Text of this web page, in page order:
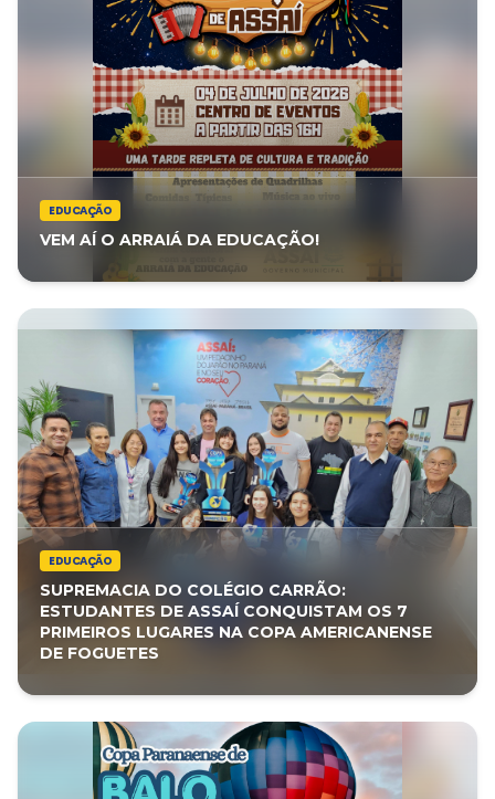
EDUCAÇÃO
VEM AÍ O ARRAIÁ DA EDUCAÇÃO!
EDUCAÇÃO
SUPREMACIA DO COLÉGIO CARRÃO:
ESTUDANTES DE ASSAÍ CONQUISTAM OS 7
PRIMEIROS LUGARES NA COPA AMERICANENSE
DE FOGUETES